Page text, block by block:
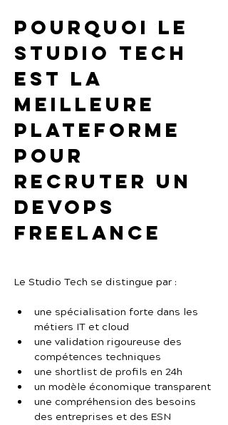
Pourquoi Le
Studio Tech
est la
meilleure
plateforme
pour
recruter un
DevOps
freelance
Le Studio Tech se distingue par :
une spécialisation forte dans les
métiers IT et cloud
une validation rigoureuse des
compétences techniques
une shortlist de profils en 24h
un modèle économique transparent
une compréhension des besoins
des entreprises et des ESN